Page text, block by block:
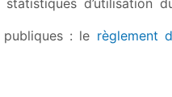
: le règlement